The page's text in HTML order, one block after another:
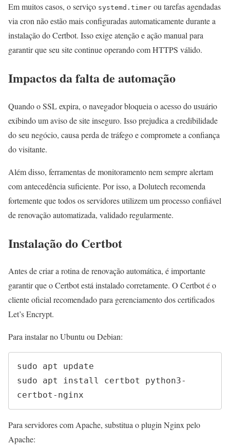
Em muitos casos, o serviço systemd.timer ou tarefas agendadas
via cron não estão mais configuradas automaticamente durante a
instalação do Certbot. Isso exige atenção e ação manual para
garantir que seu site continue operando com HTTPS válido.
Impactos da falta de automação
Quando o SSL expira, o navegador bloqueia o acesso do usuário
exibindo um aviso de site inseguro. Isso prejudica a credibilidade
do seu negócio, causa perda de tráfego e compromete a confiança
do visitante.
Além disso, ferramentas de monitoramento nem sempre alertam
com antecedência suficiente. Por isso, a Dolutech recomenda
fortemente que todos os servidores utilizem um processo confiável
de renovação automatizada, validado regularmente.
Instalação do Certbot
Antes de criar a rotina de renovação automática, é importante
garantir que o Certbot está instalado corretamente. O Certbot é o
cliente oficial recomendado para gerenciamento dos certificados
Let’s Encrypt.
Para instalar no Ubuntu ou Debian:
sudo apt update
sudo apt install certbot python3-
certbot-nginx
Para servidores com Apache, substitua o plugin Nginx pelo
Apache: